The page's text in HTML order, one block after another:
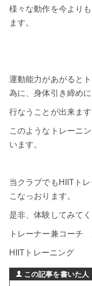
様々な動作を今より
ます。
運動能力があがると
為に、身体引き締め
行なうことが出来ます
このようなトレーニ
います。
当クラブでも HIITト
こなっおります。
是非、体験してみてく
トレーナー兼コーチ
HIITトレーニング
この記事を書いた人